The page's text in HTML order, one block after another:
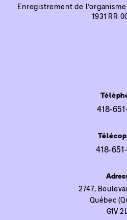
Enregistrement de
1931 RR
418-
418-
2747,
Québec
G1V